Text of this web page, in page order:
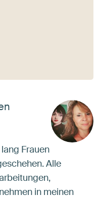
Frauen
Alle
in meinen